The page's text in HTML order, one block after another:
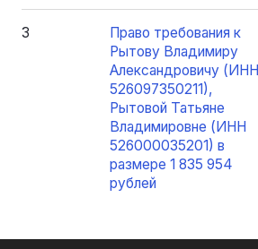
3
Право требования к
Рытову Владимиру
Александровичу (ИНН
526097350211),
Рытовой Татьяне
Владимировне (ИНН
526000035201) в
размере 1 835 954
рублей